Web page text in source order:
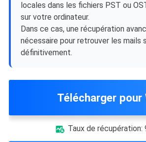
locales dans les fichiers PST ou
sur votre ordinateur.
Dans ce cas, une récupération
nécessaire pour retrouver les mails
définitivement.
Télécharger pour
 Taux de récupération: